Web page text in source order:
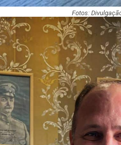
Fotos: Divulgação